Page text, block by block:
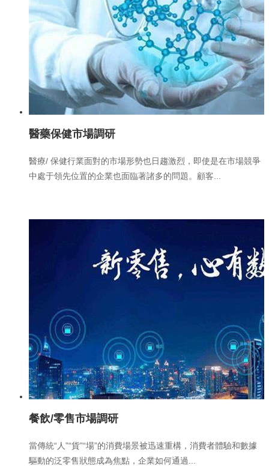
醫藥保健市場調研
醫療/ 保健行業面對的市場形勢也日趨激烈，即使是在市場競爭
中處于領先位置的企業也面臨著諸多的問題。顧客...
餐飲/零售市場調研
當傳統“人”“貨”“場”的消費場景被迅速重構，消費者體驗和數據
驅動的泛零售狀態成為焦點，企業如何通過...